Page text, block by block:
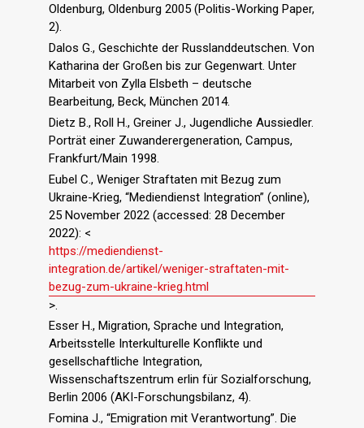
Oldenburg, Oldenburg 2005 (Politis-Working Paper,
2).
Dalos G., Geschichte der Russlanddeutschen. Von
Katharina der Großen bis zur Gegenwart. Unter
Mitarbeit von Zylla Elsbeth – deutsche
Bearbeitung, Beck, München 2014.
Dietz B., Roll H., Greiner J., Jugendliche Aussiedler.
Porträt einer Zuwanderergeneration, Campus,
Frankfurt/Main 1998.
Eubel C., Weniger Straftaten mit Bezug zum
Ukraine-Krieg, “Mediendienst Integration” (online),
25 November 2022 (accessed: 28 December
2022): <
https://mediendienst-
integration.de/artikel/weniger-straftaten-mit-
bezug-zum-ukraine-krieg.html
>.
Esser H., Migration, Sprache und Integration,
Arbeitsstelle Interkulturelle Konflikte und
gesellschaftliche Integration,
Wissenschaftszentrum erlin für Sozialforschung,
Berlin 2006 (AKI-Forschungsbilanz, 4).
Fomina J., “Emigration mit Verantwortung”. Die